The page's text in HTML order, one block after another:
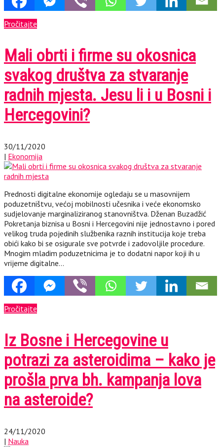
Pročitajte
Mali obrti i firme su okosnica
svakog društva za stvaranje
radnih mjesta. Jesu li i u Bosni i
Hercegovini?
30/11/2020
| Ekonomija
Prednosti digitalne ekonomije ogledaju se u masovnijem
poduzetništvu, većoj mobilnosti učesnika i veće ekonomsko
sudjelovanje marginaliziranog stanovništva. Dženan Buzadžić
Pokretanja biznisa u Bosni i Hercegovini nije jednostavno i pored
velikog truda pojedinih službenika raznih institucija koje treba
obići kako bi se osigurale sve potvrde i zadovoljile procedure.
Mnogim mladim poduzetnicima je to dodatni napor koji ih u
vrijeme digitalne…
Pročitajte
Iz Bosne i Hercegovine u
potrazi za asteroidima – kako je
prošla prva bh. kampanja lova
na asteroide?
24/11/2020
| Nauka